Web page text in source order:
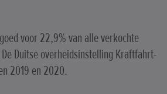
voor 22,9% van alle verkochte
Duitse overheidsinstelling Kraftfahrt-
2019 en 2020.